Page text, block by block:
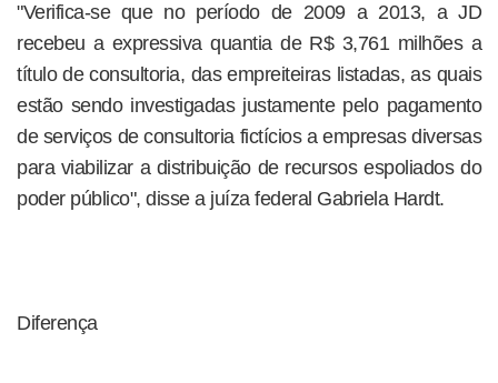
"Verifica-se que no período de 2009 a 2013, a JD
recebeu a expressiva quantia de R$ 3,761 milhões a
título de consultoria, das empreiteiras listadas, as quais
estão sendo investigadas justamente pelo pagamento
de serviços de consultoria fictícios a empresas diversas
para viabilizar a distribuição de recursos espoliados do
poder público", disse a juíza federal Gabriela Hardt.
Diferença